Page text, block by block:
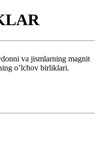
va jismlarning magnit
o’lchov birliklari.